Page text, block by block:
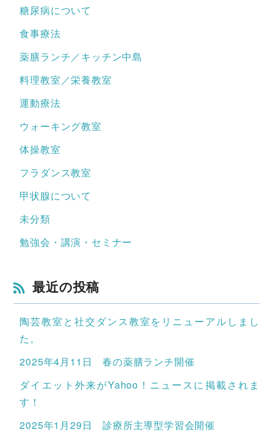
糖尿病について
食事療法
薬膳ランチ／キッチン中島
料理教室／栄養教室
運動療法
ウォーキング教室
体操教室
フラダンス教室
甲状腺について
未分類
勉強会・講演・セミナー
最近の投稿
陶芸教室と社交ダンス教室をリニューアルしまし
た。
2025年4月11日 春の薬膳ランチ開催
ダイエット外来がYahoo！ニュースに掲載されま
す！
2025年1月29日 診療所主導型学習会開催